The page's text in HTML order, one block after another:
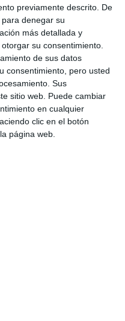
previamente descrito. De
denegar su
más detallada y
su consentimiento.
de sus datos
consentimiento, pero usted
Sus
sitio web. Puede cambiar
en cualquier
clic en el botón
página web.